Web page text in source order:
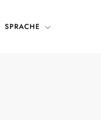
SPRACHE